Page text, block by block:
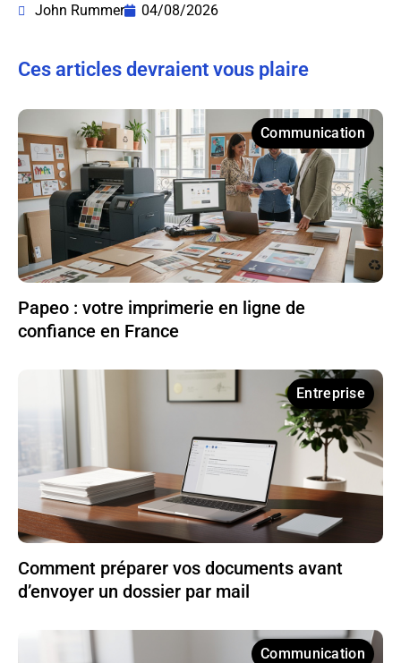
John Rummer
04/08/2026
Ces articles devraient vous plaire
Communication
Papeo : votre imprimerie en ligne de
confiance en France
Entreprise
Comment préparer vos documents avant
d’envoyer un dossier par mail
Communication